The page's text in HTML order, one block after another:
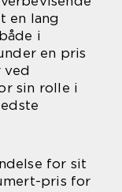
en lang
i
en pris
ved
sin rolle i
for sit
pris for